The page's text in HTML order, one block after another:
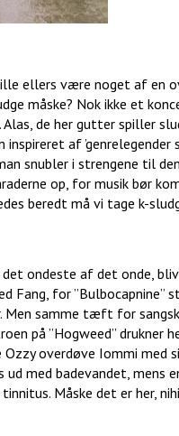
ellers være noget af en
måske? Nok ikke et
de her gutter spiller
af
snubler i strengene til den
op, for musik bør
beredt må vi tage k-
ondeste af det onde,
Fang, for
samme tæft for
på ”Hogweed” drukner
overdøve Iommi med
ud med badevandet, mens
Måske det er her,